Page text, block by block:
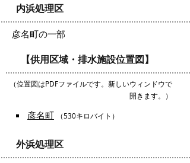
内浜処理区
彦名町の一部
【供用区域・排水施設位置図】
（位置図はPDFファイルです。新しいウィンドウで
開きます。）
彦名町 （530キロバイト）
外浜処理区